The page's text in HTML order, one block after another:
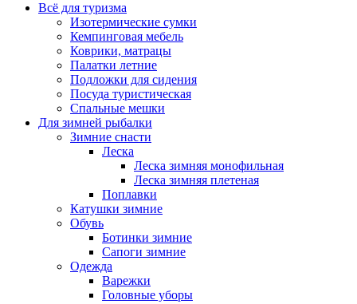
Всё для туризма
Изотермические сумки
Кемпинговая мебель
Коврики, матрацы
Палатки летние
Подложки для сидения
Посуда туристическая
Спальные мешки
Для зимней рыбалки
Зимние снасти
Леска
Леска зимняя монофильная
Леска зимняя плетеная
Поплавки
Катушки зимние
Обувь
Ботинки зимние
Сапоги зимние
Одежда
Варежки
Головные уборы